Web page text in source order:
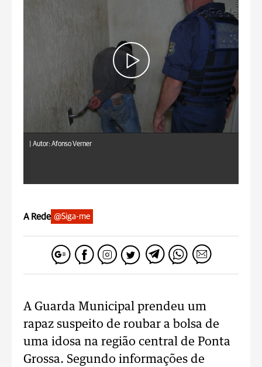
Autor: Afonso Verner
A Rede @Siga-me
A Guarda Municipal prendeu um
rapaz suspeito de roubar a bolsa de
uma idosa na região central de Ponta
Grossa. Segundo informações de